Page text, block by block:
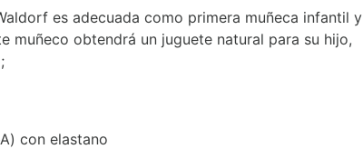
es adecuada como primera muñeca infantil y
muñeco obtendrá un juguete natural para su hijo,
con elastano